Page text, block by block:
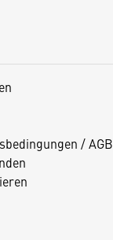
/ AGB